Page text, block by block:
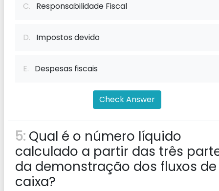
C. Responsabilidade Fiscal
D. Impostos devido
E. Despesas fiscais
Check Answer
5: Qual é o número líquido
calculado a partir das três
da demonstração dos fluxos de
caixa?